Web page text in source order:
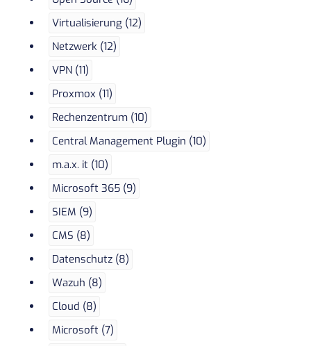
Virtualisierung (12)
Netzwerk (12)
VPN (11)
Proxmox (11)
Rechenzentrum (10)
Central Management Plugin (10)
m.a.x. it (10)
Microsoft 365 (9)
SIEM (9)
CMS (8)
Datenschutz (8)
Wazuh (8)
Cloud (8)
Microsoft (7)